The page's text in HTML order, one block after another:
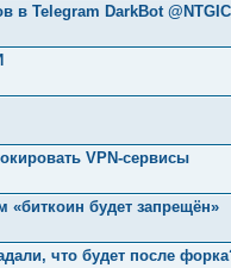
в Telegram DarkBot
VPN-сервисы
«биткоин будет запрещён»
что будет после